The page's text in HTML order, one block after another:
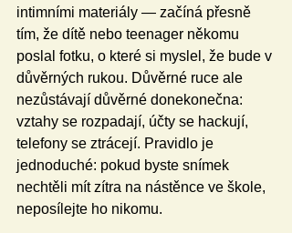
intimními materiály — začíná přesně
tím, že dítě nebo teenager někomu
poslal fotku, o které si myslel, že bude v
důvěrných rukou. Důvěrné ruce ale
nezůstávají důvěrné donekonečna:
vztahy se rozpadají, účty se hackují,
telefony se ztrácejí. Pravidlo je
jednoduché: pokud byste snímek
nechtěli mít zítra na nástěnce ve škole,
neposílejte ho nikomu.